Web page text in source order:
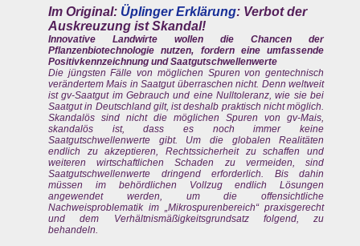
Im Original: Üplinger Erklärung: Verbot der
Auskreuzung ist Skandal!
Innovative Landwirte wollen die Chancen der
Pflanzenbiotechnologie nutzen, fordern eine umfassende
Positivkennzeichnung und Saatgutschwellenwerte
Die jüngsten Fälle von möglichen Spuren von gentechnisch
verändertem Mais in Saatgut überraschen nicht. Denn weltweit
ist gv-Saatgut im Gebrauch und eine Nulltoleranz, wie sie bei
Saatgut in Deutschland gilt, ist deshalb praktisch nicht möglich.
Skandalös sind nicht die möglichen Spuren von gv-Mais,
skandalös ist, dass es noch immer keine
Saatgutschwellenwerte gibt. Um die globalen Realitäten
endlich zu akzeptieren, Rechtssicherheit zu schaffen und
weiteren wirtschaftlichen Schaden zu vermeiden, sind
Saatgutschwellenwerte dringend erforderlich. Bis dahin
müssen im behördlichen Vollzug endlich Lösungen
angewendet werden, um die offensichtliche
Nachweisproblematik im „Mikrospurenbereich“ praxisgerecht
und dem Verhältnismäßigkeitsgrundsatz folgend, zu
behandeln.